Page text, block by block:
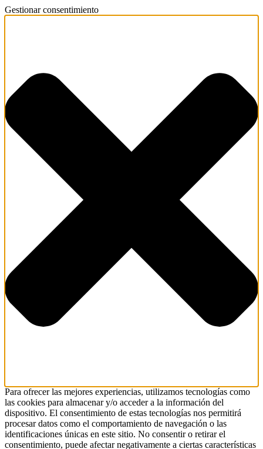
Gestionar consentimiento
Para ofrecer las mejores experiencias, utilizamos tecnologías como
las cookies para almacenar y/o acceder a la información del
dispositivo. El consentimiento de estas tecnologías nos permitirá
procesar datos como el comportamiento de navegación o las
identificaciones únicas en este sitio. No consentir o retirar el
consentimiento, puede afectar negativamente a ciertas características